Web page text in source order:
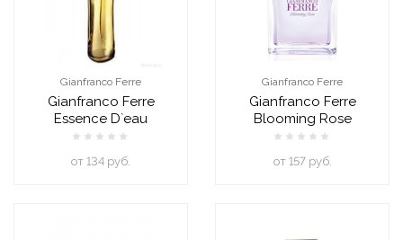
Gianfranco Ferre
Gianfranco Ferre
Essence D`eau
oт 134 руб.
Gianfranco Ferre
Gianfranco Ferre
Blooming Rose
oт 157 руб.